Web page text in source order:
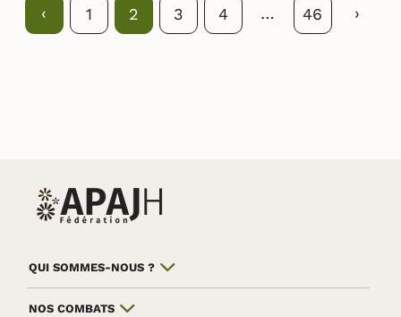
Précédent
‹ 1 2 3 4 … 46 Suivant
›
QUI SOMMES-NOUS ?
NOS COMBATS